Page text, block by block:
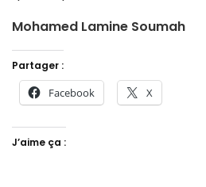
Mohamed Lamine Soumah
Partager :
Facebook X
J’aime ça :